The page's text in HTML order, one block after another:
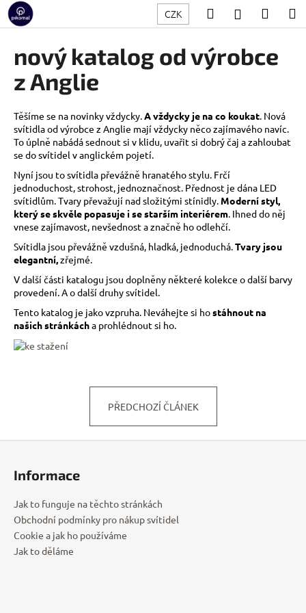
Přejít
na
obsah
CZK HledatPřihlášení
nový katalog od výrobce
z Anglie
Těšíme se na novinky vždycky. A vždycky je na co koukat . Nová
svítidla od výrobce z Anglie mají vždycky něco zajímavého navíc.
To úplně nabádá sednout si v klidu, uvařit si dobrý čaj a zahloubat
se do svítidel v anglickém pojetí.
Nyní jsou to svítidla převážně hranatého stylu. Frčí
jednoduchost, strohost, jednoznačnost. Přednost je dána LED
svítidlům. Tvary převažují nad složitými stínidly. Moderní styl,
který se skvěle popasuje i se starším interiérem . Ihned do něj
vnese zajímavost, nevšednost a značně ho odlehčí.
Svítidla jsou převážně vzdušná, hladká, jednoduchá. Tvary jsou
elegantní, zřejmé.
V další části katalogu jsou doplněny některé kolekce o další barvy
provedení. A o další druhy svítidel.
Tento katalog je jako vzpruha. Neváhejte si hostáhnout na
našich stránkácha prohlédnout si ho.
PŘEDCHOZÍ ČLÁNEK
K
o
C
o
p
o
t
ř
e
b
u
j
e
e
n
a
j
Informace
Jak to funguje na těchto stránkách
Obchodní podmínky pro nákup svítidel
Cookie a jak ho používáme
Jak to děláme